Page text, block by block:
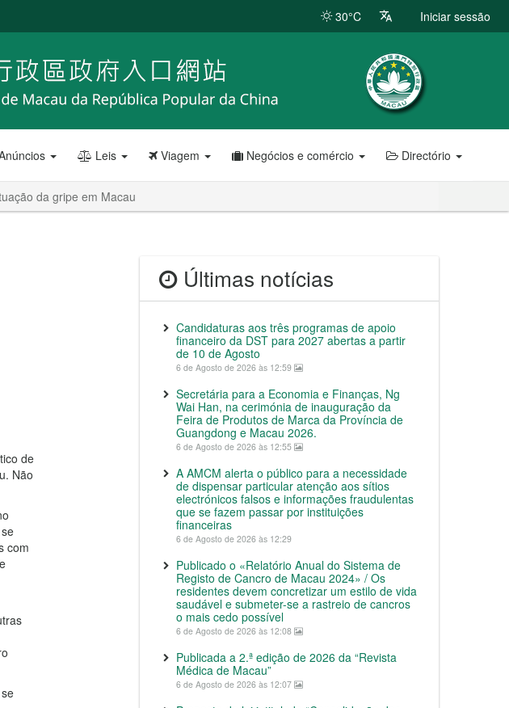
30°C Iniciar sessão
Leis Viagem Negócios e comércio Directório
da gripe em Macau
de
Não
com
Últimas notícias
Candidaturas aos três programas de apoio
financeiro da DST para 2027 abertas a partir
de 10 de Agosto
6 de Agosto de 2026 às 12:59
Secretária para a Economia e Finanças, Ng
Wai Han, na cerimónia de inauguração da
Feira de Produtos de Marca da Província de
Guangdong e Macau 2026.
6 de Agosto de 2026 às 12:55
A AMCM alerta o público para a necessidade
de dispensar particular atenção aos sítios
electrónicos falsos e informações fraudulentas
que se fazem passar por instituições
financeiras
6 de Agosto de 2026 às 12:29
Publicado o «Relatório Anual do Sistema de
Registo de Cancro de Macau 2024» / Os
residentes devem concretizar um estilo de vida
saudável e submeter-se a rastreio de cancros
o mais cedo possível
6 de Agosto de 2026 às 12:08
Publicada a 2.ª edição de 2026 da “Revista
Médica de Macau”
6 de Agosto de 2026 às 12:07